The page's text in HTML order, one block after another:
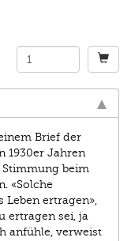
Brief der
1930er Jahren
beim
«Solche
Leben ertragen»,
ertragen sei, ja
anfühle, verweist